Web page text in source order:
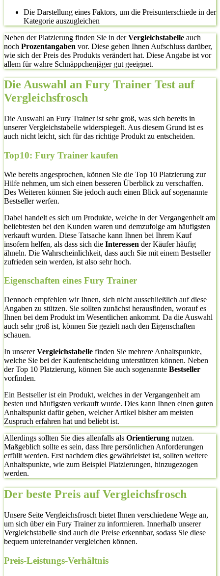
Die Darstellung eines Faktors, um die Preisunterschiede in der
Kategorie auszugleichen
Neben der Platzierung finden Sie in derVergleichstabelle auch
noch Prozentangaben vor. Diese geben Ihnen Aufschluss darüber,
wie sich der Preis des Produkts verändert hat. Diese Angabe ist vor
allem für wahre Schnäppchenjäger gut geeignet.
Die Auswahl an Fury Trainer Test auf
Vergleichsfrosch
Die Auswahl an Fury Trainer ist sehr groß, was sich bereits in
unserer Vergleichstabelle widerspiegelt. Aus diesem Grund ist es
auch nicht leicht, sich für das richtige Produkt zu entscheiden.
Top10: Fury Trainer kaufen
Wie bereits angesprochen, können Sie die Top 10 Platzierung zur
Hilfe nehmen, um sich einen besseren Überblick zu verschaffen.
Des Weiteren können Sie jedoch auch einen Blick auf sogenannte
Bestseller werfen.
Dabei handelt es sich um Produkte, welche in der Vergangenheit am
beliebtesten bei den Kunden waren und demzufolge am häufigsten
verkauft wurden. Diese Tatsache kann Ihnen bei Ihrem Kauf
insofern helfen, als dass sich die Interessen der Käufer häufig
ähneln. Die Wahrscheinlichkeit, dass auch Sie mit einem Bestseller
zufrieden sein werden, ist also sehr hoch.
Eigenschaften eines Fury Trainer
Dennoch empfehlen wir Ihnen, sich nicht ausschließlich auf diese
Angaben zu stützen. Sie sollten zunächst herausfinden, worauf es
Ihnen bei dem Produkt im Wesentlichen ankommt. Da die Auswahl
auch sehr groß ist, können Sie gezielt nach den Eigenschaften
schauen.
In unsererVergleichstabelle finden Sie mehrere Anhaltspunkte,
welche Sie bei der Kaufentscheidung unterstützen können. Neben
der Top 10 Platzierung, können Sie auch sogenannte Bestseller
vorfinden.
Ein Bestseller ist ein Produkt, welches in der Vergangenheit am
besten und häufigsten verkauft wurde. Dies kann Ihnen einen guten
Anhaltspunkt dafür geben, welcher Artikel bisher am meisten
Zuspruch erfahren hat und beliebt ist.
Allerdings sollten Sie dies allenfalls als Orientierung nutzen.
Maßgeblich sollte es sein, dass Ihre persönlichen Anforderungen
erfüllt werden. Erst nachdem dies gewährleistet ist, sollten weitere
Anhaltspunkte, wie zum Beispiel Platzierungen, hinzugezogen
werden.
Der beste Preis auf Vergleichsfrosch
Unsere Seite Vergleichsfrosch bietet Ihnen verschiedene Wege an,
um sich über ein Fury Trainer zu informieren. Innerhalb unserer
Vergleichstabelle sind auch die Preise erkennbar, sodass Sie diese
bequem untereinander vergleichen können.
Preis-Leistungs-Verhältnis